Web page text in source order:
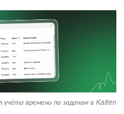
учёта времени по задачам в Kaiten